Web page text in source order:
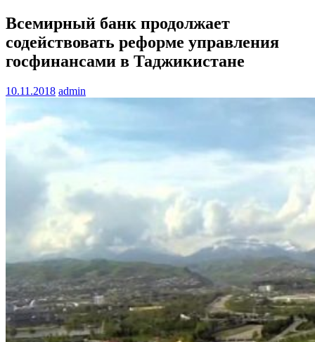
Всемирный банк продолжает
содействовать реформе управления
госфинансами в Таджикистане
10.11.2018 admin